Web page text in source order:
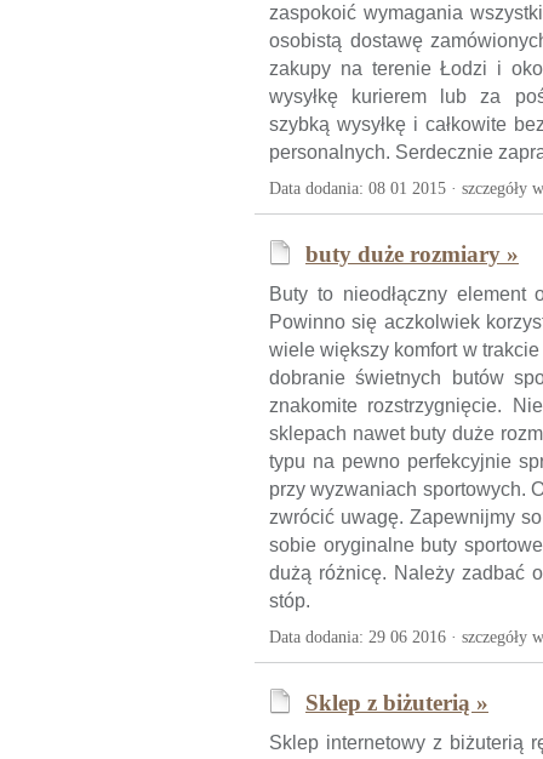
zaspokoić wymagania
osobistą dostawę
zakupy na terenie Łodzi i
wysyłkę kurierem lub za
szybką wysyłkę i całkowite
personalnych. Serdecznie
Data dodania: 08 01 2015 · szczegóły
buty duże rozmiary »
Buty to nieodłączny element
Powinno się aczkolwiek
wiele większy komfort w
dobranie świetnych butów
znakomite rozstrzygnięcie.
sklepach nawet buty duże
typu na pewno perfekcyjnie
przy wyzwaniach sportowych.
zwrócić uwagę. Zapewnijmy
sobie oryginalne buty
dużą różnicę. Należy zadbać
stóp.
Data dodania: 29 06 2016 · szczegóły
Sklep z biżuterią »
Sklep internetowy z biżuterią